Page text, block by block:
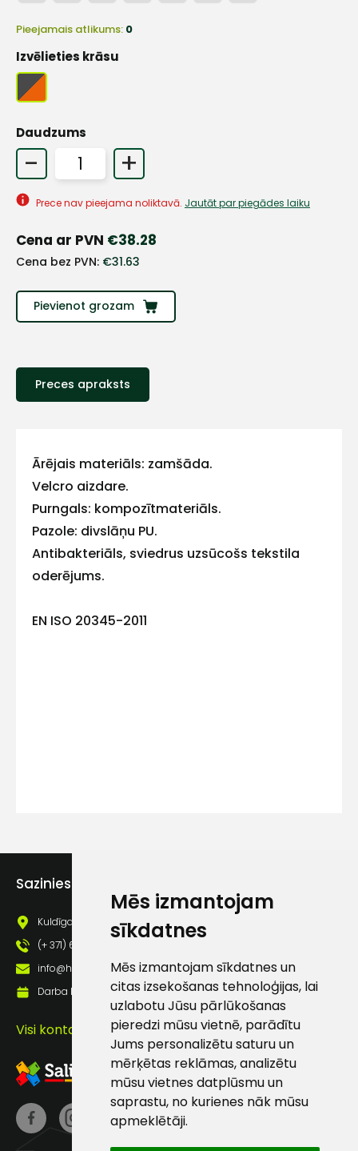
Mēs izmantojam
sīkdatnes
Mēs izmantojam sīkdatnes un
citas izsekošanas tehnoloģijas, lai
uzlabotu Jūsu pārlūkošanas
pieredzi mūsu vietnē, parādītu
Jums personalizētu saturu un
mērķētas reklāmas, analizētu
mūsu vietnes datplūsmu un
saprastu, no kurienes nāk mūsu
apmeklētāji.
Pieejamais atlikums: 0
Izvēlieties krāsu
Daudzums
- +
Prece nav pieejama noliktavā. Jautāt par piegādes laiku
Cena ar PVN €38.28
Cena bez PVN: €31.63
Pievienot grozam
Preces apraksts
Ārējais materiāls: zamšāda.
Velcro aizdare.
Purngals: kompozītmateriāls.
Pazole: divslāņu PU.
Antibakteriāls, sviedrus uzsūcošs tekstila
oderējums.
EN ISO 20345-2011
Sazinies ar mums
Kuldīgas iela 69a, Saldus, Saldus nov., LV - 3801
(+ 371) 63 881 186
info@hards.lv
Darba laiks: Darbadienās: 8:00 - 17:00
Visi kontakti
Sazinies
E-pasts
Kontakttālrunis
Sūtīt ziņojumu
Klientu
atbalsts
Darbdienās:
8:00 – 17:00
(+371) 63 881
186
+